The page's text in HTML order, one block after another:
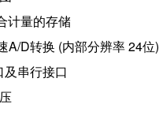
计量的存储
A/D转换 (内部分辨率 24位)
串行接口